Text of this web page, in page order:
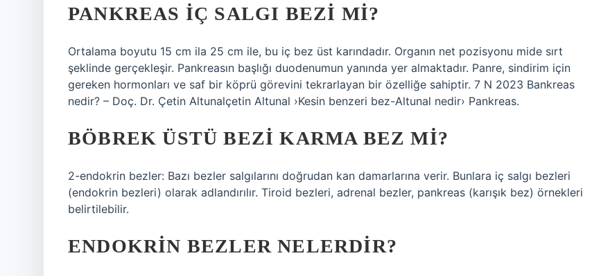
PANKREAS IÇ SALGI BEZI MI?
Ortalama boyutu 15 cm ila 25 cm ile, bu iç bez üst karındadır. Organın net pozisyonu mide sırt
şeklinde gerçekleşir. Pankreasın başlığı duodenumun yanında yer almaktadır. Panre, sindirim için
gereken hormonları ve saf bir köprü görevini tekrarlayan bir özelliğe sahiptir. 7 N 2023 Bankreas
nedir? – Doç. Dr. Çetin Altunalçetin Altunal ›Kesin benzeri bez-Altunal nedir› Pankreas.
BÖBREK ÜSTÜ BEZI KARMA BEZ MI?
2-endokrin bezler: Bazı bezler salgılarını doğrudan kan damarlarına verir. Bunlara iç salgı bezleri
(endokrin bezleri) olarak adlandırılır. Tiroid bezleri, adrenal bezler, pankreas (karışık bez) örnekleri
belirtilebilir.
ENDOKRIN BEZLER NELERDIR?